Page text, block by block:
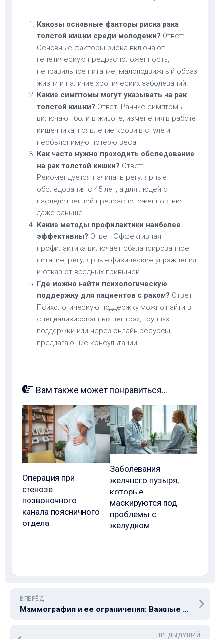
Каковы основные факторы риска рака
толстой кишки среди молодежи? Ответ:
Основные факторы риска включают
генетическую предрасположенность,
неправильное питание, малоподвижный образ
жизни и наличие хронических заболеваний.
Какие симптомы могут указывать на рак
толстой кишки? Ответ: Ранние симптомы
включают боли в животе, изменения в работе
кишечника, появление крови в стуле и
необъяснимую потерю веса.
Как часто нужно проходить обследование
на рак толстой кишки? Ответ:
Рекомендуется начинать регулярные
обследования с 45 лет, а для людей с
наследственной предрасположенностью —
даже раньше.
Какие методы профилактики наиболее
эффективны? Ответ: Эффективная
профилактика включает сбалансированное
питание, регулярные физические упражнения
и отказ от вредных привычек.
Где можно найти психологическую
поддержку для пациентов с раком? Ответ:
Психологическую поддержку можно найти в
специализированных центрах, группах
поддержки или через онлайн-ресурсы,
предлагающие консультации.
Вам также может понравиться...
Операция при
стенозе
позвоночного
канала поясничного
отдела
Заболевания
желчного пузыря,
которые
маскируются под
проблемы с
желудком
ВПЕРЁД
Маммография и ее ограничения: Важные факты о диагностике рака молочной железы
ПРЕДЫДУЩИЙ